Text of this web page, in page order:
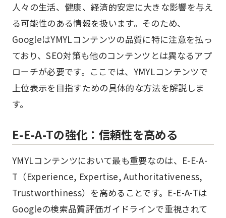
人々の生活、健康、経済的安定に大きな影響を与え
る可能性のある情報を扱います。そのため、
GoogleはYMYLコンテンツの品質に特に注意を払っ
ており、SEO対策も他のコンテンツとは異なるアプ
ローチが必要です。ここでは、YMYLコンテンツで
上位表示を目指すための具体的な方法を解説しま
す。
E-E-A-Tの強化：信頼性を高める
YMYLコンテンツにおいて最も重要なのは、E-E-A-
T（Experience, Expertise, Authoritativeness,
Trustworthiness）を高めることです。E-E-A-Tは
Googleの検索品質評価ガイドラインで重視されて